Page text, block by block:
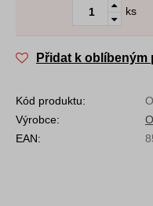
ks
Přidat k oblíbeným
Kód produktu:
Výrobce:
EAN: